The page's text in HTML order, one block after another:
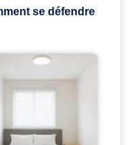
se défendre